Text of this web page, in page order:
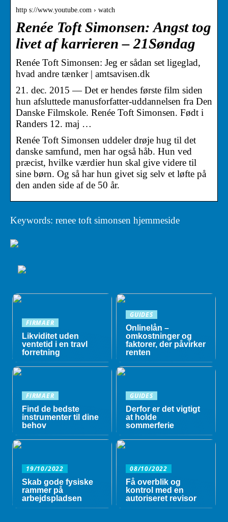
http s://www.youtube.com › watch
Renée Toft Simonsen: Angst tog
livet af karrieren – 21Søndag
Renée Toft Simonsen: Jeg er sådan set ligeglad,
hvad andre tænker | amtsavisen.dk
21. dec. 2015 — Det er hendes første film siden
hun afsluttede manusforfatter-uddannelsen fra Den
Danske Filmskole. Renée Toft Simonsen. Født i
Randers 12. maj …
Renée Toft Simonsen uddeler drøje hug til det
danske samfund, men har også håb. Hun ved
præcist, hvilke værdier hun skal give videre til
sine børn. Og så har hun givet sig selv et løfte på
den anden side af de 50 år.
Keywords: renee toft simonsen hjemmeside
FIRMAER
Likviditet uden
ventetid i en travl
forretning
GUIDES
Onlinelån –
omkostninger og
faktorer, der påvirker
renten
FIRMAER
Find de bedste
instrumenter til dine
behov
GUIDES
Derfor er det vigtigt
at holde
sommerferie
19/10/2022
Skab gode fysiske
rammer på
arbejdspladsen
08/10/2022
Få overblik og
kontrol med en
autoriseret revisor